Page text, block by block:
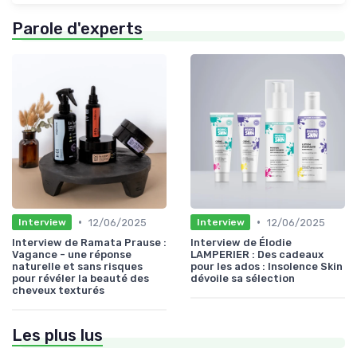
Parole d'experts
Interview • 12/06/2025
Interview de Ramata Prause :
Vagance - une réponse
naturelle et sans risques
pour révéler la beauté des
cheveux texturés
Interview • 12/06/2025
Interview de Élodie
LAMPERIER : Des cadeaux
pour les ados : Insolence Skin
dévoile sa sélection
Les plus lus